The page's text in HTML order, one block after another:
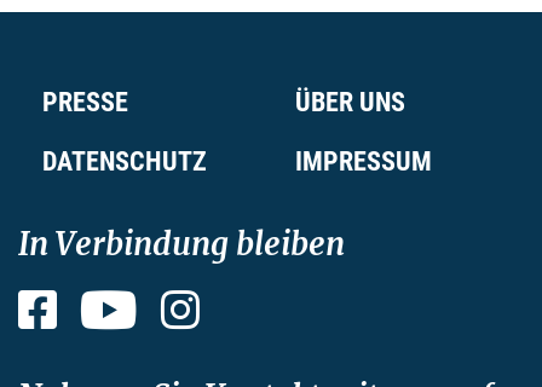
PRESSE
ÜBER UNS
DATENSCHUTZ
IMPRESSUM
In Verbindung bleiben
Facebook YouTube